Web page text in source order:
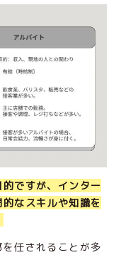
ですが、インター
なスキルや知識を
任されることが多